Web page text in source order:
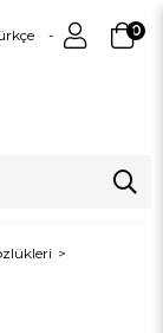
0